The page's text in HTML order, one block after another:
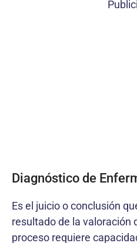
Diagnóstico de
Es el juicio o conclusión
resultado de la valoración
proceso requiere